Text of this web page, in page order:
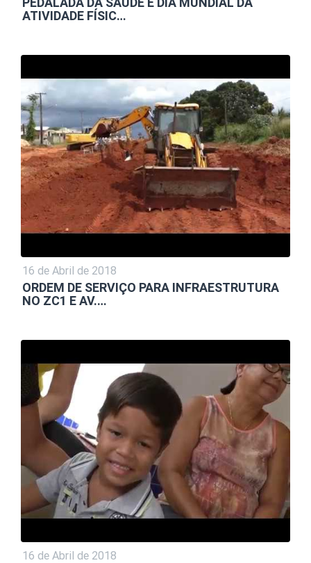
ATIVIDADE FÍSIC…
16 de Abril de 2018
ORDEM DE SERVIÇO PARA INFRAESTRUTURA
NO ZC1 E AV.…
16 de Abril de 2018